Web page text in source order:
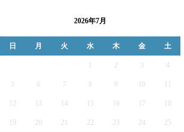
2026年7月
日 月 火 水 木 金 土
2 3 4
5 6 7 9
12 13 14 15 16 17
19 20 21 22 23 24 25